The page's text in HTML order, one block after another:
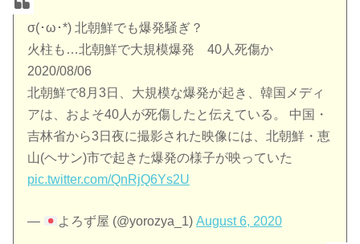
σ(･ω･*) 北朝鮮でも爆発騒ぎ？
火柱も…北朝鮮で大規模爆発 40人死傷か
2020/08/06
北朝鮮で8月3日、大規模な爆発が起き、韓国メディ
アは、およそ40人が死傷したと伝えている。 中国・
吉林省から3日夜に撮影された映像には、北朝鮮・恵
山(ヘサン)市で起きた爆発の様子が映っていた
pic.twitter.com/QnRjQ6Ys2U
— よろず屋 (@yorozya_1) August 6, 2020